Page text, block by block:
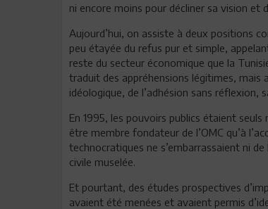
ni encore moins pour décliner sa vision
Aujourd’hui, on assiste à deux positions
peu étayée du refus pur et simple,
reste du secteur économique que la
traduit des appréhensions légitimes, mais
idéologique, de l’adhésion sans réflexion,
En 1995, les pouvoirs publics étaient
être membre fondateur de l’OMC qu’à
technocratiques ne s’embarrassaient ni
civile muselée.
Et pourtant, des études prospectives
avaient été menées et avaient permis